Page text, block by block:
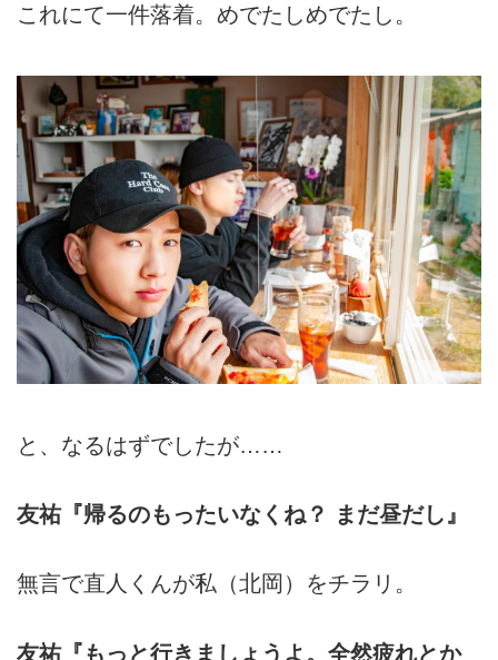
これにて一件落着。めでたしめでたし。
と、なるはずでしたが……
友祐『帰るのもったいなくね？ まだ昼だし』
無言で直人くんが私（北岡）をチラリ。
友祐『もっと行きましょうよ。全然疲れとか